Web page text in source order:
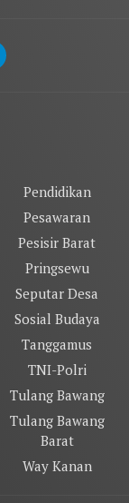
Pendidikan
Pesawaran
Pesisir Barat
Pringsewu
Seputar Desa
Sosial Budaya
Tanggamus
TNI-Polri
Tulang Bawang
Tulang Bawang
Barat
Way Kanan